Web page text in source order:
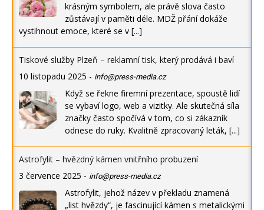
krásným symbolem, ale právě slova často
zůstávají v paměti déle. MDŽ přání dokáže
vystihnout emoce, které se v [...]
Tiskové služby Plzeň – reklamní tisk, který prodává i baví
10 listopadu 2025 - info@press-media.cz
Když se řekne firemní prezentace, spoustě lidí
se vybaví logo, web a vizitky. Ale skutečná síla
značky často spočívá v tom, co si zákazník
odnese do ruky. Kvalitně zpracovaný leták, [...]
Astrofylit – hvězdný kámen vnitřního probuzení
3 července 2025 - info@press-media.cz
Astrofylit, jehož název v překladu znamená
„list hvězdy“, je fascinující kámen s metalickými